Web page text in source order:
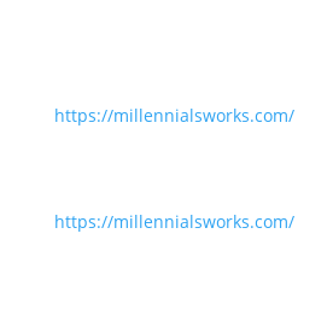
https://millennialsworks.com/
https://millennialsworks.com/